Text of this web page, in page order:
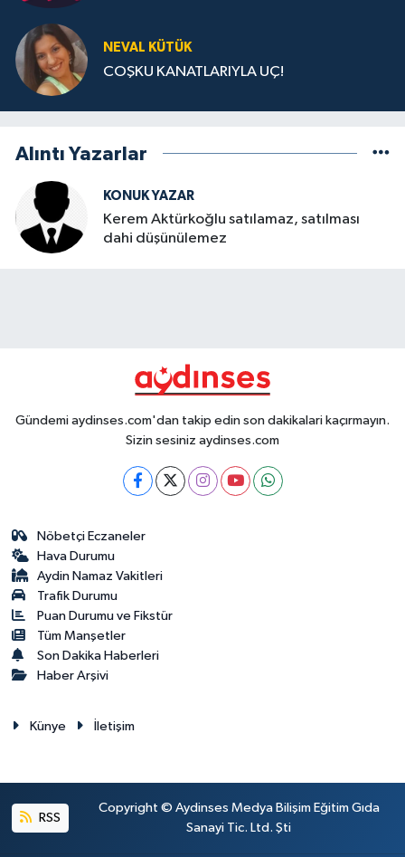
NEVAL KÜTÜK
COŞKU KANATLARIYLA UÇ!
Alıntı Yazarlar
KONUK YAZAR
Kerem Aktürkoğlu satılamaz, satılması
dahi düşünülemez
Gündemi aydinses.com'dan takip edin son dakikalari kaçırmayın.
Sizin sesiniz aydinses.com
Nöbetçi Eczaneler
Hava Durumu
Aydin Namaz Vakitleri
Trafik Durumu
Puan Durumu ve Fikstür
Tüm Manşetler
Son Dakika Haberleri
Haber Arşivi
Künye İletişim
RSS
Copyright © Aydinses Medya Bilişim Eğitim Gıda
Sanayi Tic. Ltd. Şti